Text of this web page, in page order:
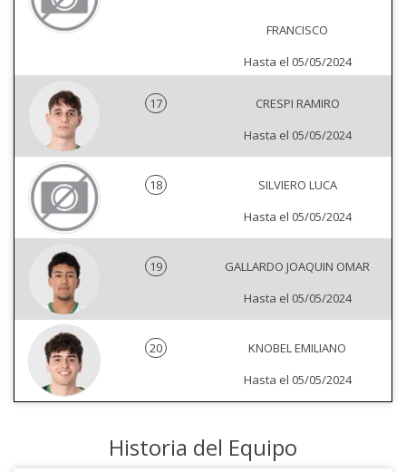
FRANCISCO
Hasta el 05/05/2024
17
CRESPI RAMIRO
Hasta el 05/05/2024
18
SILVIERO LUCA
Hasta el 05/05/2024
19
GALLARDO JOAQUIN OMAR
Hasta el 05/05/2024
20
KNOBEL EMILIANO
Hasta el 05/05/2024
Historia del Equipo